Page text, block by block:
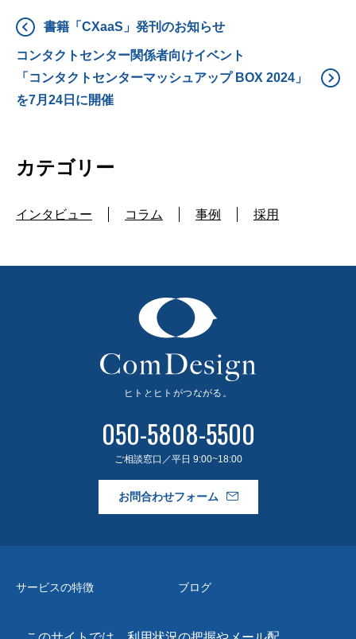
書籍「CXaaS」発刊のお知らせ
コンタクトセンター関係者向けイベント
「コンタクトセンターマッシュアップ BOX 2024」
を7月24日に開催
カテゴリー
インタビュー コラム 事例 採用
050-5808-5500
ご相談窓口／平日 9:00~18:00
お問合わせフォーム
サービスの特徴 ブログ